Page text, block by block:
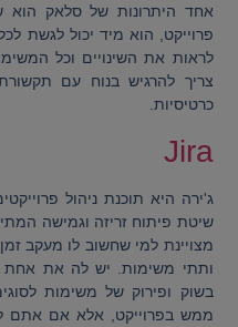
אחד היתרונות של סלאק
פרוייקט, הוא מיד יכול לגשת
לראות את השינויים וכל
צריך להרגיש בנוח עם
כרטיסיות.
Jira
ג'ירה היא תוכנת ניהול
שיטת פיתוח זריזה וגמישה
מצויינת למי שחשוב לו מעקב
ותתי משימות. יש לה את אחת
בשוק ופירוק של משימות
ממש בפרוייקט, אלא אם אתם